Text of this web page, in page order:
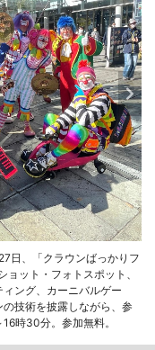
日、「クラウンばっかりフ
ット・フォトスポット、
ング、カーニバルゲー
技術を披露しながら、参
時30分。参加無料。